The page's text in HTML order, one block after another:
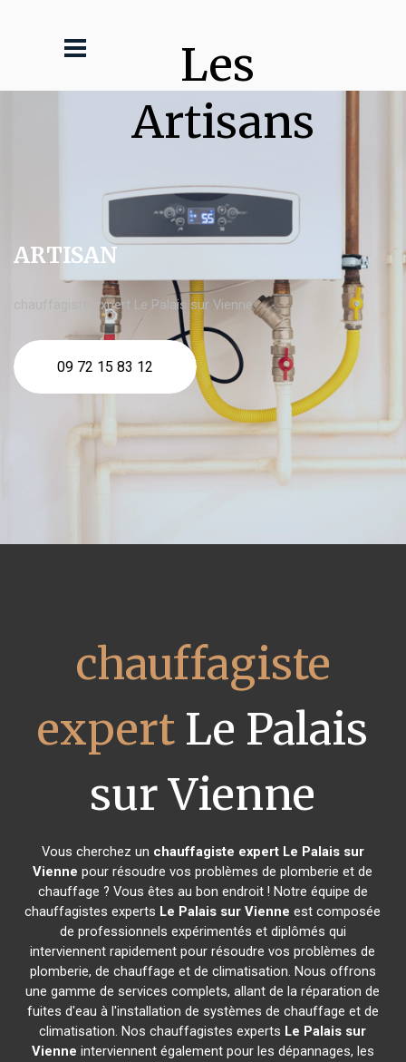
Les
Artisans
ARTISAN
chauffagiste expert Le Palais sur Vienne
09 72 15 83 12
chauffagiste
expert Le Palais
sur Vienne
Vous cherchez un chauffagiste expert Le Palais sur
Vienne pour résoudre vos problèmes de plomberie et de
chauffage ? Vous êtes au bon endroit ! Notre équipe de
chauffagistes experts Le Palais sur Vienne est composée
de professionnels expérimentés et diplômés qui
interviennent rapidement pour résoudre vos problèmes de
plomberie, de chauffage et de climatisation. Nous offrons
une gamme de services complets, allant de la réparation de
fuites d'eau à l'installation de systèmes de chauffage et de
climatisation. Nos chauffagistes experts Le Palais sur
Vienne interviennent également pour les dépannages, les